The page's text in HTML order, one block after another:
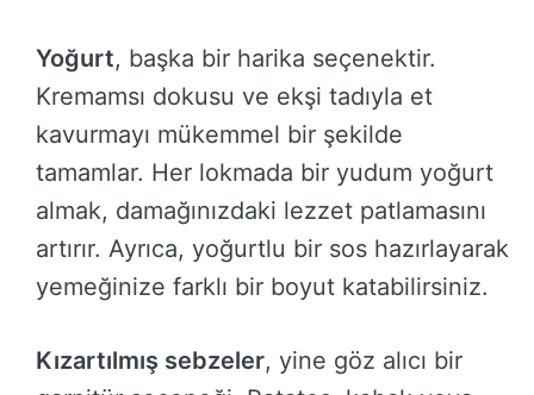
Yoğurt, başka bir harika seçenektir.
Kremamsı dokusu ve ekşi tadıyla et
kavurmayı mükemmel bir şekilde
tamamlar. Her lokmada bir yudum yoğurt
almak, damağınızdaki lezzet patlamasını
artırır. Ayrıca, yoğurtlu bir sos hazırlayarak
yemeğinize farklı bir boyut katabilirsiniz.
Kızartılmış sebzeler, yine göz alıcı bir